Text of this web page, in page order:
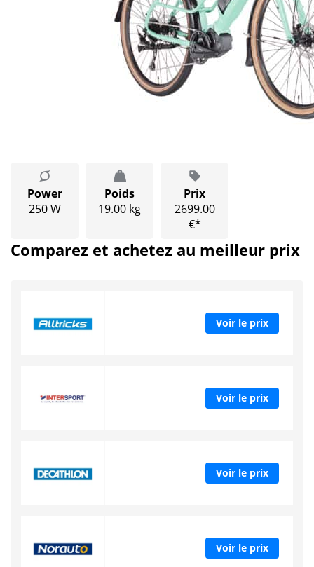
Power
250 W
Poids
19.00 kg
Prix
2699.00
€*
Comparez et achetez au meilleur prix
Voir le prix
Voir le prix
Voir le prix
Voir le prix